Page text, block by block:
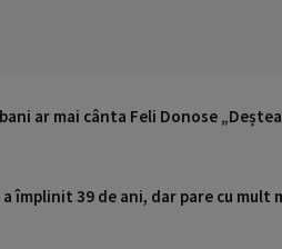
ar mai cânta Feli Donose
a împlinit 39 de ani, dar pare cu